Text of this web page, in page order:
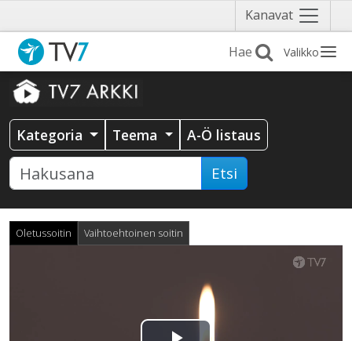
Kanavat Näytä
valikko
Valikko
Kategoria Teema A-Ö listaus
Etsi
Oletussoitin Vaihtoehtoinen soitin